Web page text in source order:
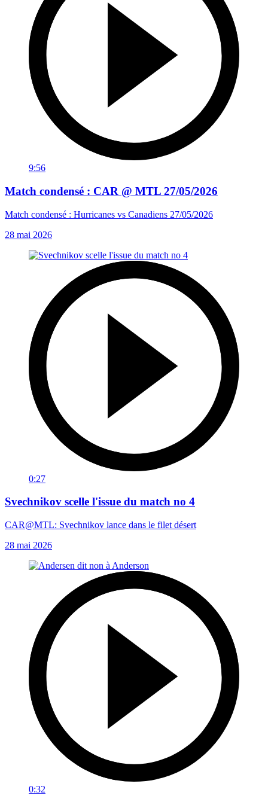
9:56
Match condensé : CAR @ MTL 27/05/2026
Match condensé : Hurricanes vs Canadiens 27/05/2026
28 mai 2026
0:27
Svechnikov scelle l'issue du match no 4
CAR@MTL: Svechnikov lance dans le filet désert
28 mai 2026
0:32